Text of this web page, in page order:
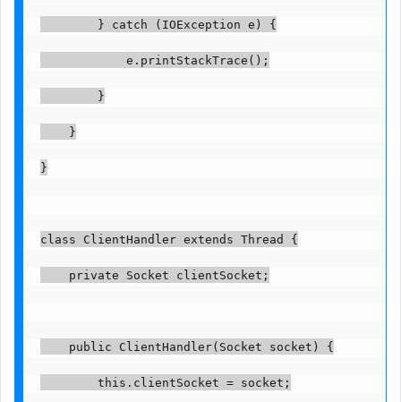
        } catch (IOException e) {
            e.printStackTrace();
        }
    }
}
class ClientHandler extends Thread {
    private Socket clientSocket;
    public ClientHandler(Socket socket) {
        this.clientSocket = socket;